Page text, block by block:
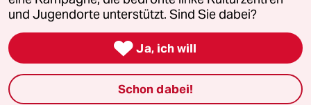
Leitlinie Informant Datenschutz Impressum AGB
Seitenwende Einwilligungen widerrufen (Ads)
und Jugendorte unterstützt. Sind Sie dabei?
 Ja, ich will
Schon dabei!